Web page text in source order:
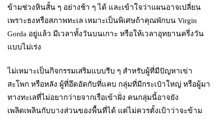
ข้ามช่วงหินสั้น ๆ อย่างช้า ๆ ได้ และเข้าใจว่าแผนอาจเปลี่ยน
เพราะธงหรือสภาพทะเล เหมาะเป็นพิเศษถ้าคุณพักบน Virgin
Gorda อยู่แล้ว มีเวลาทั้งวันบนเกาะ หรือให้เวลาอุทยานครึ่งวัน
แบบไม่เร่ง
ไม่เหมาะเป็นกิจกรรมเสริมแบบรีบ ๆ สำหรับผู้ที่มีปัญหาเข่า
สะโพก หรือหลัง ผู้ที่อึดอัดกับที่แคบ กลุ่มที่มีกระเป๋าใหญ่ หรือผู้มา
ทางทะเลที่ไม่อยากว่ายจากเรือเข้าฝั่ง คนกลุ่มนี้อาจยัง
เพลิดเพลินกับบางส่วนของพื้นที่ได้ แต่ไม่ควรตั้งเป้าว่าจะข้าม